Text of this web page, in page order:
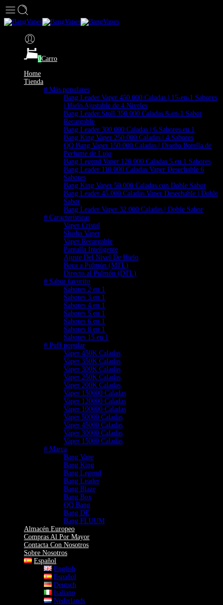
0Carro
Home
Tienda
# Más populares
Bang Leader Vaper 450.000 Caladas | 15-en-1 Sabores
| Hielo Ajustable de 4 Niveles
Bang Leader Stoll 350.000 Caladas 8-en-1 Sabor
Recargable
Bang Leader 300.000 Caladas | 6 Sabores en 1
Bang King Vaper 250.000 Caladas | 4 Sabores
QQ Bang Vaper 150.000 Caladas | Diseño Botella de
Perfume de Lujo
Bang Legend Vaper 120.000 Caladas 5 en 1 Sabores
Bang Leader 110.000 Caladas Vaper Desechable 6
Sabores
Bang King Vaper 50.000 Caladas con Doble Sabor
Bang Leader 45.000 Caladas Vaper Desechable | Doble
Sabor
Bang Leader Vaper 32.000 Caladas | Doble Sabor
# Características
Vaper Cristal
Shisha Vaper
Vaper Recargable
Pantalla Inteligente
Ajuste Del Nivel De Hielo
Boca a Pulmón (MTL)
Directo al Pulmón (DTL)
# Sabor favorito
Sabores 2 en 1
Sabores 3 en 1
Sabores 4 en 1
Sabores 5 en 1
Sabores 6 en 1
Sabores 8 en 1
Sabores 15 en 1
# Puff popular
Vaper 450K Caladas
Vaper 350K Caladas
Vaper 300K Caladas
Vaper 250K Caladas
Vaper 200K Caladas
Vaper 150000 Caladas
Vaper 120000 Caladas
Vaper 100000 Caladas
Vaper 50000 Caladas
Vaper 45000 Caladas
Vaper 30000 Caladas
Vaper 15000 Caladas
# Marca
Bang Vape
Bang King
Bang Legend
Bang Leader
Bang Blaze
Bang Box
QQ Bang
Bang DE
Bang FLUUM
Almacén Europeo
Compras Al Por Mayor
Contacta Con Nosotros
Sobre Nosotros
Español
English
Español
Deutsch
Italiano
Nederlands